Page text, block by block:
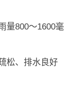
量800～1600毫
松、排水良好